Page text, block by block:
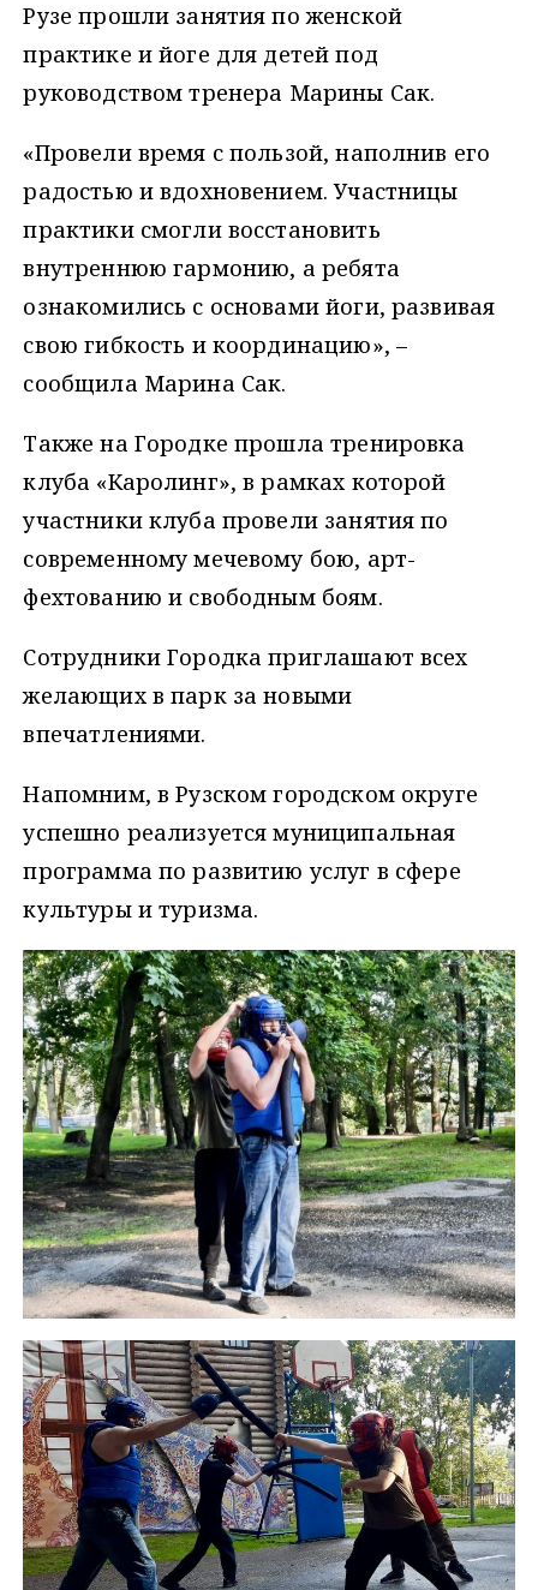
Рузе прошли занятия по женской
практике и йоге для детей под
руководством тренера Марины Сак.
«Провели время с пользой, наполнив его
радостью и вдохновением. Участницы
практики смогли восстановить
внутреннюю гармонию, а ребята
ознакомились с основами йоги, развивая
свою гибкость и координацию», –
сообщила Марина Сак.
Также на Городке прошла тренировка
клуба «Каролинг», в рамках которой
участники клуба провели занятия по
современному мечевому бою, арт-
фехтованию и свободным боям.
Сотрудники Городка приглашают всех
желающих в парк за новыми
впечатлениями.
Напомним, в Рузском городском округе
успешно реализуется муниципальная
программа по развитию услуг в сфере
культуры и туризма.